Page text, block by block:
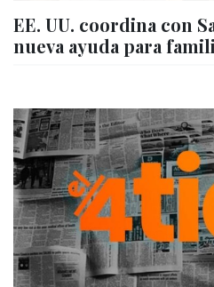
EE. UU. coordina con
nueva ayuda para